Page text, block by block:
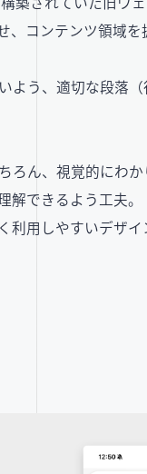
、コンテンツ領域
よう、適切な段落
ん、視覚的にわか
できるよう工夫。
用しやすいデザイ